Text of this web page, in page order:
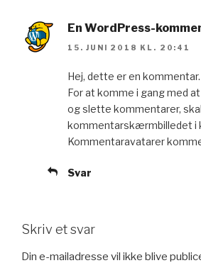
En WordPress-
15. JUNI 2018 KL. 20:41
Hej, dette er en kommentar.
For at komme i gang med
og slette kommentarer,
kommentarskærmbilledet i
Kommentaravatarer
Svar
Skriv et svar
Din e-mailadresse vil ikke blive